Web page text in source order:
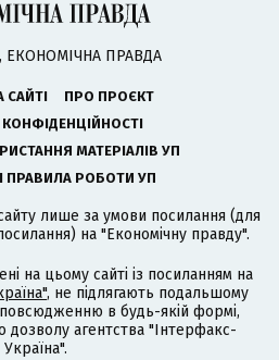
ЕКОНОМІЧНА ПРАВДА
САЙТІ
ПРО ПРОЄКТ
МАТЕРІАЛІВ УП
ПРАВИЛА РОБОТИ УП
лише за умови посилання (для
на "Економічну правду".
на цьому сайті із посиланням на
, не підлягають подальшому
в будь-якій формі,
дозволу агентства "Інтерфакс-
Україна".